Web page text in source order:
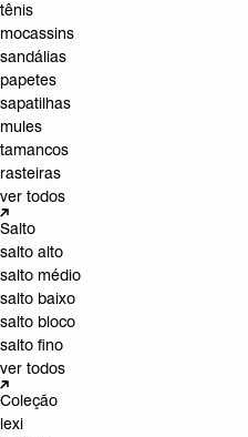
tênis
mocassins
sandálias
papetes
sapatilhas
mules
tamancos
rasteiras
ver todos
Salto
salto alto
salto médio
salto baixo
salto bloco
salto fino
ver todos
Coleção
lexi